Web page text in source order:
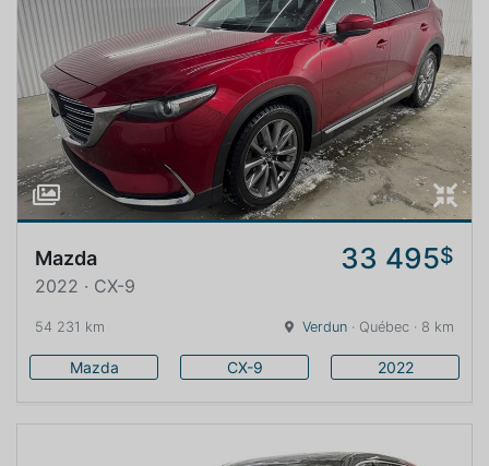
Mazda 33 495$
2022 · CX-9
54 231 km Verdun · Québec · 8 km
Mazda CX-9 2022